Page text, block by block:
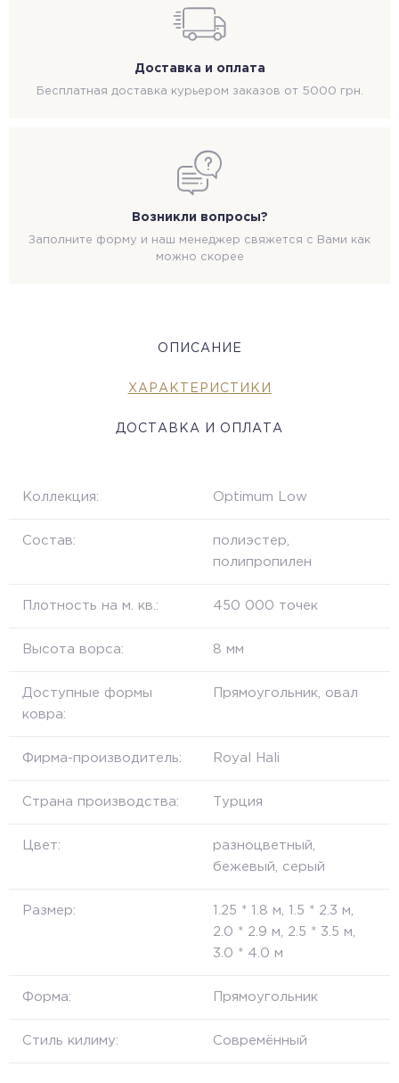
Доставка и оплата
Бесплатная доставка курьером заказов от 5000 грн.
Возникли вопросы?
Заполните форму и наш менеджер свяжется с Вами как
можно скорее
ОПИСАНИЕ
ХАРАКТЕРИСТИКИ
ДОСТАВКА И ОПЛАТА
Коллекция: Optimum Low
Состав:
полиэстер,
полипропилен
Плотность на м. кв.: 450 000 точек
Высота ворса: 8 мм
Доступные формы
ковра:
Прямоугольник, овал
Фирма-производитель: Royal Hali
Страна производства: Турция
Цвет:
разноцветный,
бежевый, серый
Размер:
1.25 * 1.8 м, 1.5 * 2.3 м,
2.0 * 2.9 м, 2.5 * 3.5 м,
3.0 * 4.0 м
Форма: Прямоугольник
Стиль килиму: Совремённый